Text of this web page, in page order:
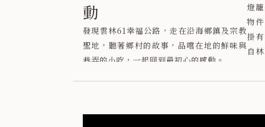
動
發現雲林61幸福公路，走在沿海鄉鎮及宗教
聖地，聽著鄉村的故事，品嚐在地的鮮味與
巷弄的小吃，一起回到最初心的感動。
燈
物
掛
自
與